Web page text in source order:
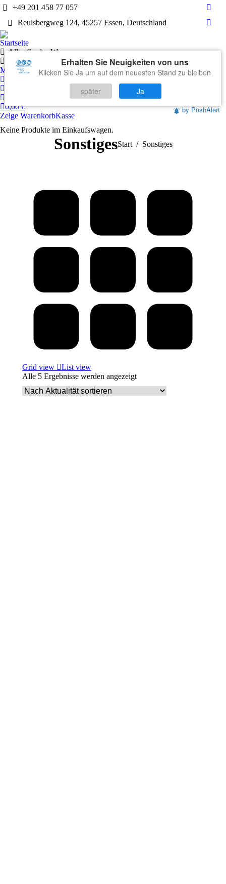
+49 201 458 77 057
Reulsbergweg 124, 45257 Essen, Deutschland
page
new
Startseite
Alles für das Wasser
Technik
Markenwelten
0,00€
Zeige WarenkorbKasse
Keine Produkte im Einkaufswagen.
SonstigesSie befinden sich hier:
Start Sonstiges
Grid view
List view
Alle 5 Ergebnisse werden angezeigtNach
Aktualität
sortiert
Erhalten Sie Neuigkeiten von uns
Klicken Sie Ja um auf dem neuesten Stand zu bleiben
später
Ja
by PushAlert